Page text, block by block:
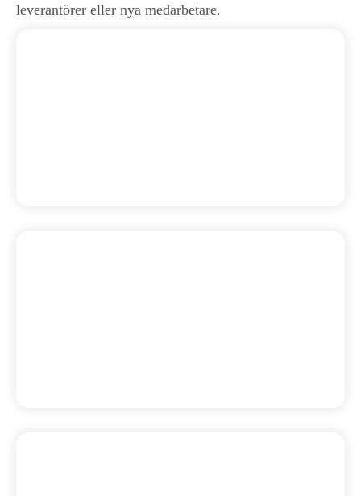
leverantörer eller nya medarbetare.